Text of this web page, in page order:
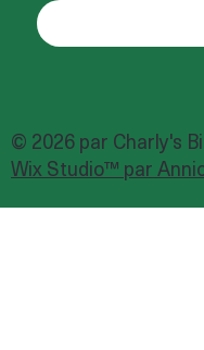
© 2026 par Charly's
Wix Studio™ par